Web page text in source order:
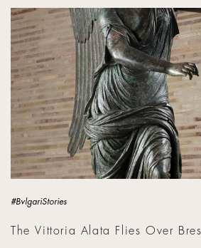
The Vittoria Alata Flies Over Brescia
#BvlgariStories
The Vittoria Alata Flies Over